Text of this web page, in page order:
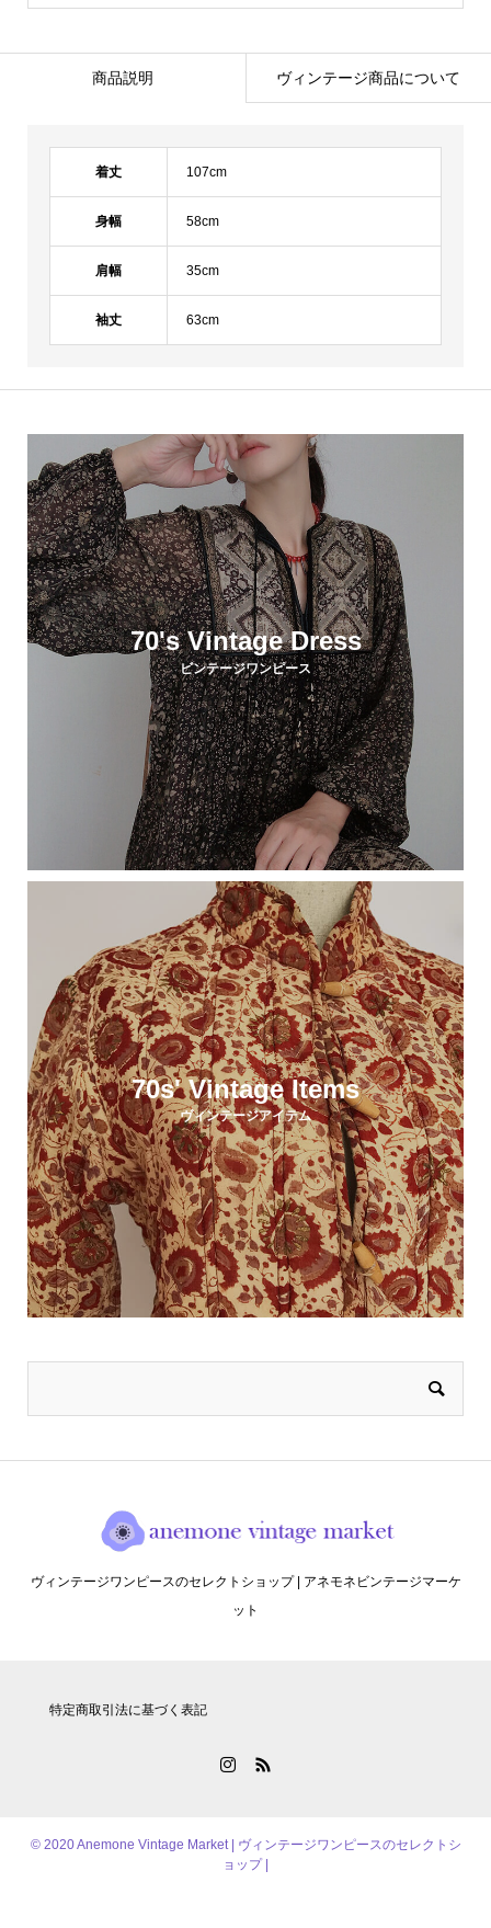
商品説明 ヴィンテージ商品について
着丈 107cm
身幅 58cm
肩幅 35cm
袖丈 63cm
70's Vintage Dress
ビンテージワンピース
70s' Vintage Items
ヴィンテージアイテム
ヴィンテージワンピースのセレクトショップ | アネモネビンテージマーケ
ット
特定商取引法に基づく表記
© 2020 Anemone Vintage Market | ヴィンテージワンピースのセレクトシ
ョップ |